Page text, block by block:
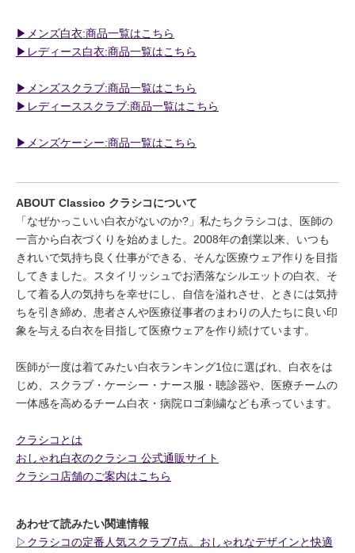
▶︎メンズ白衣:商品一覧はこちら
▶︎レディース白衣:商品一覧はこちら
▶︎メンズスクラブ:商品一覧はこちら
▶︎レディーススクラブ:商品一覧はこちら
▶︎メンズケーシー:商品一覧はこちら
ABOUT Classico クラシコについて
「なぜかっこいい白衣がないのか?」私たちクラシコは、医師の
一言から白衣づくりを始めました。2008年の創業以来、いつも
きれいで気持ち良く仕事ができる、そんな医療ウェア作りを目指
してきました。スタイリッシュでお洒落なシルエットの白衣、そ
して着る人の気持ちを幸せにし、自信を溢れさせ、ときには気持
ちを引き締め、患者さんや医療従事者のまわりの人たちに良い印
象を与える白衣を目指して医療ウェアを作り続けています。
医師が一度は着てみたい白衣ランキング1位に選ばれ、白衣をは
じめ、スクラブ・ケーシー・ナース服・聴診器や、医療チームの
一体感を高めるチーム白衣・病院ロゴ刺繍なども承っています。
クラシコとは
おしゃれ白衣のクラシコ 公式通販サイト
クラシコ店舗のご案内はこちら
あわせて読みたい関連情報
▷クラシコの定番人気スクラブ7点。おしゃれなデザインと快適